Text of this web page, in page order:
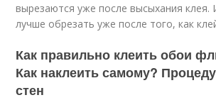
вырезаются уже после высыхания клея.
лучше обрезать уже после того, как
Как правильно клеить обои
Как наклеить самому?
стен